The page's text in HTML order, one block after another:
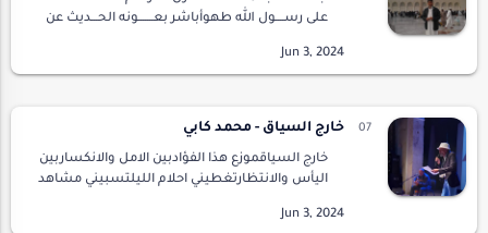
على رســــول الله طهوأباشر بعـــــــونه الحـــديث عن
خارج السياق - محمد كابي
خارج السياقموزع هذا الفؤادبين الامل والانكساربين
اليأس والانتظارتغطيني احلام الليلتسبيني مشاهد
الصباح...تدحرجت مشاعري امامي كسيحةكزجاج